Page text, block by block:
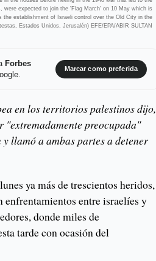
were expected to join the 'Flag March' on 10 May which is
establishment of Israeli control over the Old City in the
Estados Unidos, Jerusalén) EFE/EPA/ABIR SULTAN
Forbes
Marcar como preferida
en los territorios palestinos dijo,
"extremadamente preocupada"
llamó a ambas partes a detener
ya más de trescientos heridos,
enfrentamientos entre israelíes y
donde miles de
tarde con ocasión del